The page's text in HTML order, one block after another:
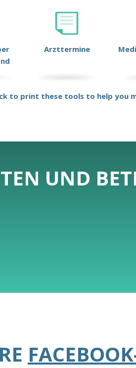
Arzttermine
to print these tools to help you
UND